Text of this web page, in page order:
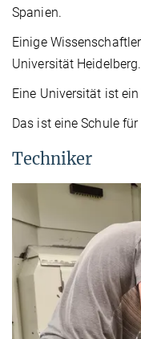
Spanien.
Einige
Universität Heidelberg.
Eine Universität ist
Das ist eine Schule
Techniker